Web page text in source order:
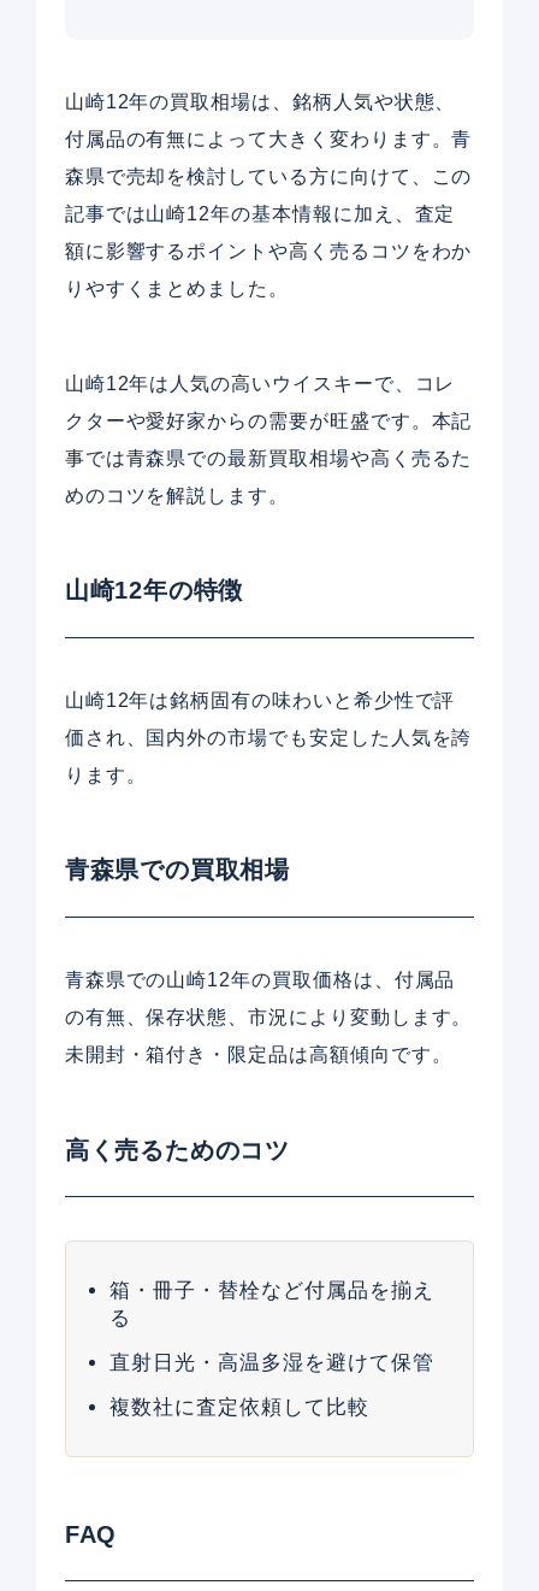
山崎12年の買取相場は、銘柄人気や状態、
付属品の有無によって大きく変わります。青
森県で売却を検討している方に向けて、この
記事では山崎12年の基本情報に加え、査定
額に影響するポイントや高く売るコツをわか
りやすくまとめました。
山崎12年は人気の高いウイスキーで、コレ
クターや愛好家からの需要が旺盛です。本記
事では青森県での最新買取相場や高く売るた
めのコツを解説します。
山崎12年の特徴
山崎12年は銘柄固有の味わいと希少性で評
価され、国内外の市場でも安定した人気を誇
ります。
青森県での買取相場
青森県での山崎12年の買取価格は、付属品
の有無、保存状態、市況により変動します。
未開封・箱付き・限定品は高額傾向です。
高く売るためのコツ
箱・冊子・替栓など付属品を揃え
る
直射日光・高温多湿を避けて保管
複数社に査定依頼して比較
FAQ